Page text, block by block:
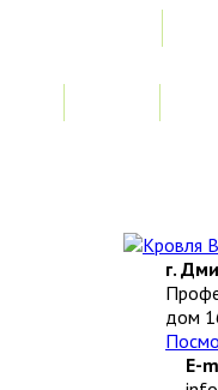
г.
дом
E-